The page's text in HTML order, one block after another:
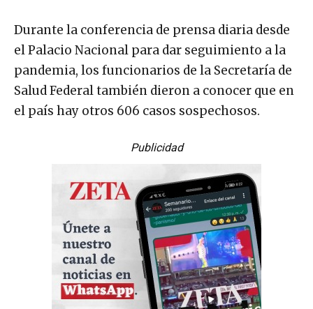
Durante la conferencia de prensa diaria desde
el Palacio Nacional para dar seguimiento a la
pandemia, los funcionarios de la Secretaría de
Salud Federal también dieron a conocer que en
el país hay otros 606 casos sospechosos.
Publicidad